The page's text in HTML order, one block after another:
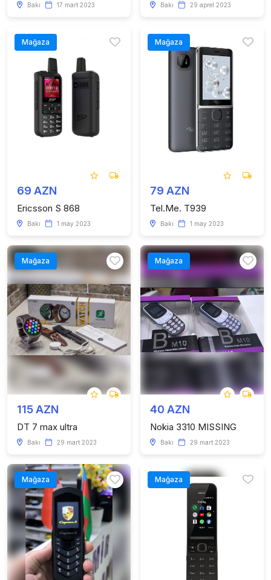
Bakı 17 mart 2023 Bakı 29 aprel 2023
Mağaza
69 AZN
Ericsson S 868
Bakı 1 may 2023
Mağaza
79 AZN
Tel.Me. T939
Bakı 1 may 2023
Mağaza
115 AZN
DT 7 max ultra
Bakı 29 mart 2023
Mağaza
40 AZN
Nokia 3310 MISSING
Bakı 29 mart 2023
Mağaza Mağaza